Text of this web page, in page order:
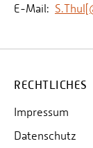
E-Mail:
RECHTLICHES
Impressum
Datenschutz